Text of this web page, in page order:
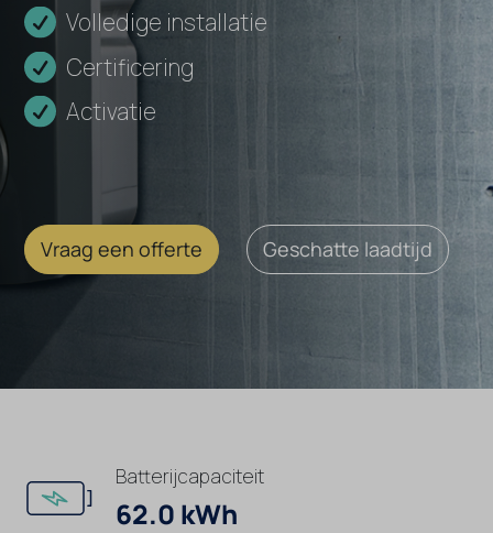
Volledige installatie
Certificering
Activatie
Vraag een offerte Geschatte laadtijd
Batterijcapaciteit
62.0 kWh